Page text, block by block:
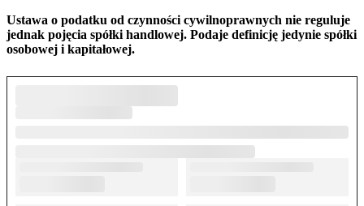
Ustawa o podatku od czynności cywilnoprawnych nie reguluje
jednak pojęcia spółki handlowej. Podaje definicję jedynie spółki
osobowej i kapitałowej.